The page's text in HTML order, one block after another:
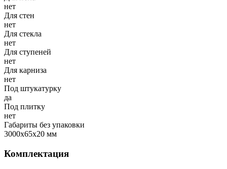
нет
Для стен
нет
Для стекла
нет
Для ступеней
нет
Для карниза
нет
Под штукатурку
да
Под плитку
нет
Габариты без упаковки
3000х65х20 мм
Комплектация